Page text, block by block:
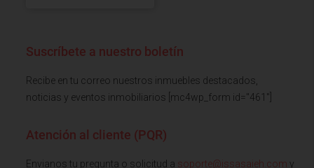
Suscríbete a nuestro boletín
Recibe en tu correo nuestros inmuebles destacados,
noticias y eventos inmobiliarios [mc4wp_form id="461"]
Atención al cliente (PQR)
Envianos tu pregunta o solicitud a soporte@issasaieh.com y